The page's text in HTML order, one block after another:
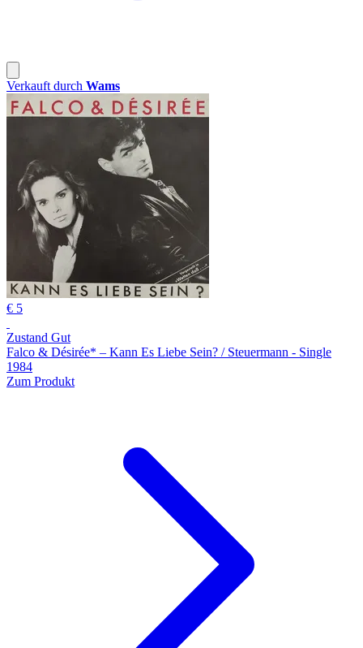
Verkauft durch Wams
€ 5
Zustand Gut
Falco & Désirée* – Kann Es Liebe Sein? / Steuermann - Single
1984
Zum Produkt